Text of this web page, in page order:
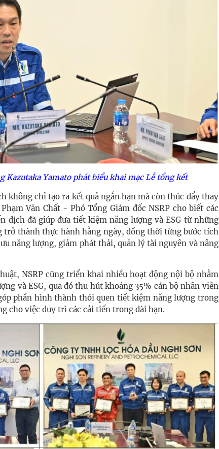
Kazutaka Yamato phát biểu khai mạc Lễ tổng kết
không chỉ tạo ra kết quả ngắn hạn mà còn thúc đẩy thay
Văn Chất - Phó Tổng Giám đốc NSRP cho biết các
dịch đã giúp đưa tiết kiệm năng lượng và ESG từ những
thành thực hành hằng ngày, đồng thời từng bước tích
năng lượng, giảm phát thải, quản lý tài nguyên và nâng
NSRP cũng triển khai nhiều hoạt động nội bộ nhằm
và ESG, qua đó thu hút khoảng 35% cán bộ nhân viên
phần hình thành thói quen tiết kiệm năng lượng trong
cho việc duy trì các cải tiến trong dài hạn.